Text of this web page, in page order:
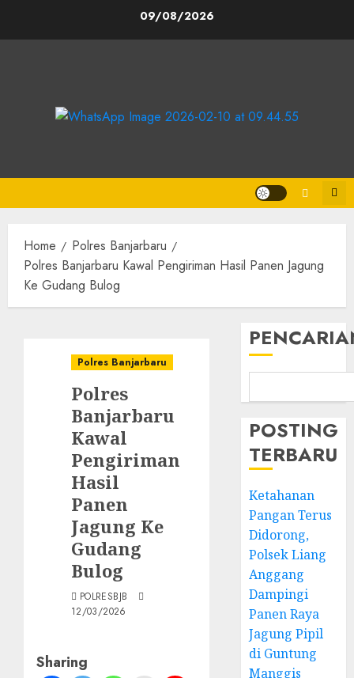
09/08/2026
Home
Polres Banjarbaru
Polres Banjarbaru Kawal Pengiriman Hasil Panen Jagung
Ke Gudang Bulog
Polres Banjarbaru
Polres
Banjarbaru
Kawal
Pengiriman
Hasil
Panen
Jagung Ke
Gudang
Bulog
POLRESBJB
12/03/2026
Sharing
POSTING
TERBARU
Ketahanan
Pangan Terus
Didorong,
Polsek Liang
Anggang
Dampingi
Panen Raya
Jagung Pipil
di Guntung
Manggis